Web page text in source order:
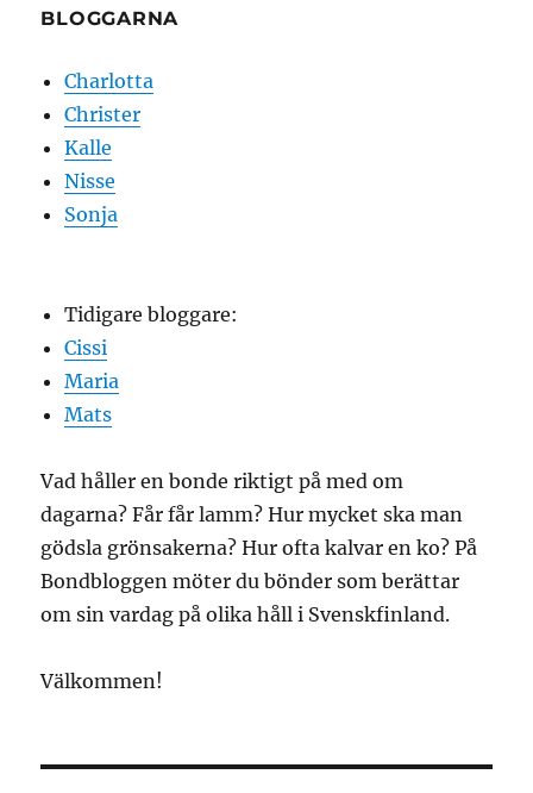
BLOGGARNA
Charlotta
Christer
Kalle
Nisse
Sonja
Tidigare bloggare:
Cissi
Maria
Mats
Vad håller en bonde riktigt på med om
dagarna? Får får lamm? Hur mycket ska man
gödsla grönsakerna? Hur ofta kalvar en ko? På
Bondbloggen möter du bönder som berättar
om sin vardag på olika håll i Svenskfinland.
Välkommen!